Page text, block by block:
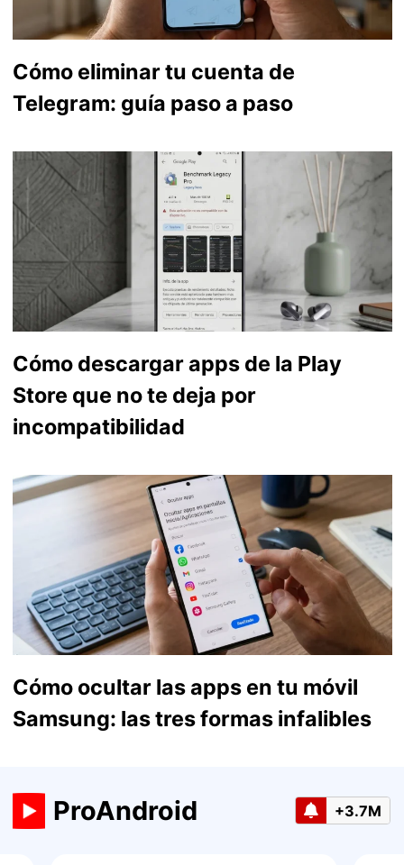
Cómo eliminar tu cuenta de
Telegram: guía paso a paso
Cómo descargar apps de la Play
Store que no te deja por
incompatibilidad
Cómo ocultar las apps en tu móvil
Samsung: las tres formas infalibles
ProAndroid +3.7M